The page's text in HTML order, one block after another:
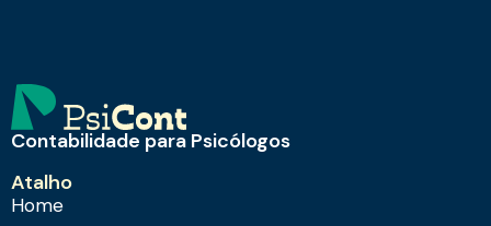
Contabilidade para Psicólogos
Atalho
Home